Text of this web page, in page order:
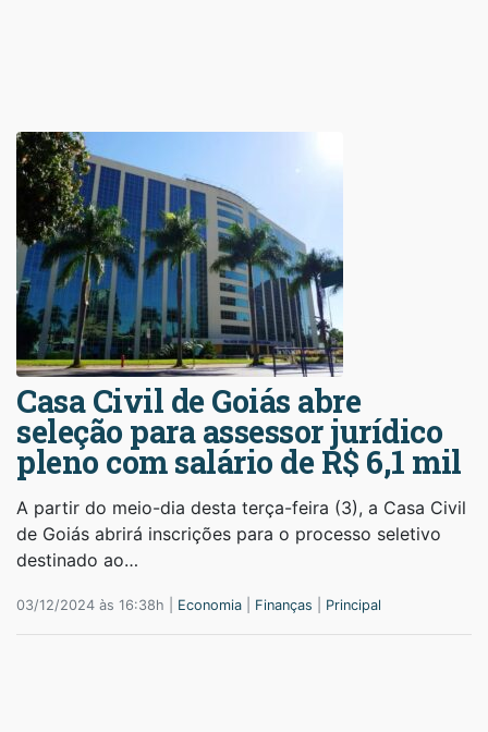
Casa Civil de Goiás abre
seleção para assessor jurídico
pleno com salário de R$ 6,1 mil
A partir do meio-dia desta terça-feira (3), a Casa Civil
de Goiás abrirá inscrições para o processo seletivo
destinado ao…
03/12/2024 às 16:38h | Economia Finanças Principal